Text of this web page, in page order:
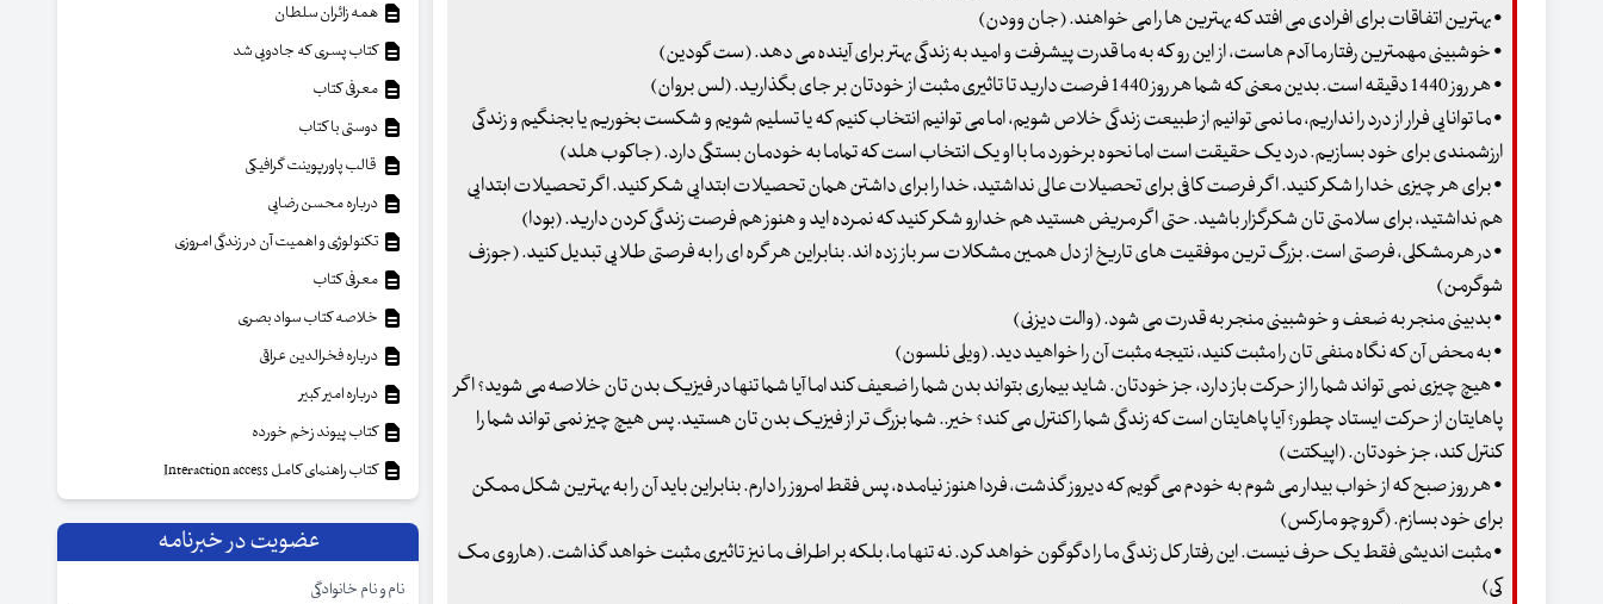
• بهترین اتفاقات برای افرادی می افتد که بهترین ها را می خواهند. (جان وودن)
• خوشبینی مهمترین رفتار ما آدم هاست، از این رو که به ما قدرت پیشرفت و امید به زندگی بهتر برای آینده می دهد. (ست گودین)
• هر روز 1440 دقیقه است. بدین معنی که شما هر روز 1440 فرصت دارید تا تاثیری مثبت از خودتان بر جای بگذارید. (لس بروان)
• ما توانایی فرار از درد را نداریم، ما نمی توانیم از طبیعت زندگی خلاص شویم، اما می توانیم انتخاب کنیم که یا تسلیم شویم و شکست بخوریم یا بجنگیم و زندگی
ارزشمندی برای خود بسازیم. درد یک حقیقت است اما نحوه برخورد ما با او یک انتخاب است که تماما به خودمان بستگی دارد. (جاکوب هلد)
• برای هر چیزی خدا را شکر کنید. اگر فرصت کافی برای تحصیلات عالی نداشتید، خدا را برای داشتن همان تحصیلات ابتدایی شکر کنید. اگر تحصیلات ابتدایی
هم نداشتید، برای سلامتی تان شکرگزار باشید. حتی اگر مریض هستید هم خدارو شکر کنید که نمرده اید و هنوز هم فرصت زندگی کردن دارید. (بودا)
• در هر مشکلی، فرصتی است. بزرگ ترین موفقیت های تاریخ از دل همین مشکلات سر باز زده اند. بنابراین هر گره ای را به فرصتی طلایی تبدیل کنید. (جوزف
شوگرمن)
• بدبینی منجر به ضعف و خوشبینی منجر به قدرت می شود. (والت دیزنی)
• به محض آن که نگاه منفی تان را مثبت کنید، نتیجه مثبت آن را خواهید دید. (ویلی نلسون)
• هیچ چیزی نمی تواند شما را از حرکت باز دارد، جز خودتان. شاید بیماری بتواند بدن شما را ضعیف کند اما آیا شما تنها در فیزیک بدن تان خلاصه می شوید؟ اگر
پاهایتان از حرکت ایستاد چطور؟ آیا پاهایتان است که زندگی شما را کنترل می کند؟ خیر.. شما بزرگ تر از فیزیک بدن تان هستید. پس هیچ چیز نمی تواند شما را
کنترل کند، جز خودتان. (اپیکتت)
• هر روز صبح که از خواب بیدار می شوم به خودم می گویم که دیروز گذشت، فردا هنوز نیامده، پس فقط امروز را دارم. بنابراین باید آن را به بهترین شکل ممکن
برای خود بسازم. (گروچو مارکس)
• مثبت اندیشی فقط یک حرف نیست. این رفتار کل زندگی ما را دگوگون خواهد کرد. نه تنها ما، بلکه بر اطراف ما نیز تاثیری مثبت خواهد گذاشت. (هاروی مک
کی)
همه زائران سلطان
کتاب پسری که جادویی شد
معرفی کتاب
دوستی با کتاب
قالب پاورپوینت گرافیکی
درباره محسن رضایی
تکنولوژی و اهمیت آن در زندگی امروزی
معرفی کتاب
خلاصه کتاب سواد بصری
درباره فخرالدین عراقی
درباره امیر کبیر
کتاب پیوند زخم خورده
کتاب راهنمای کامل Interaction access
عضویت در خبرنامه
نام و نام خانوادگی